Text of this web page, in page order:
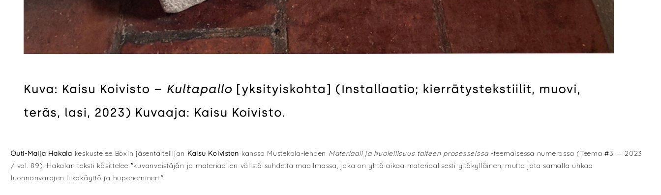
Outi-Maija Hakala keskustelee Boxin jäsentaiteilijan Kaisu Koiviston kanssa Mustekala-lehden Materiaali ja huolellisuus taiteen prosesseissa -teemaisessa numerossa (Teema #3 — 2023
/ vol. 89). Hakalan teksti käsittelee "kuvanveistäjän ja materiaalien välistä suhdetta maailmassa, joka on yhtä aikaa materiaalisesti yltäkylläinen, mutta jota samalla uhkaa
luonnonvarojen liikakäyttö ja hupeneminen."